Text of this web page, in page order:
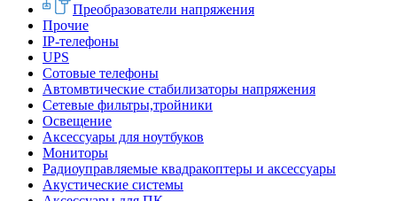
Преобразователи напряжения
Прочие
IP-телефоны
UPS
Сотовые телефоны
Автомвтические стабилизаторы напряжения
Сетевые фильтры,тройники
Освещение
Аксессуары для ноутбуков
Мониторы
Радиоуправляемые квадракоптеры и аксессуары
Акустические системы